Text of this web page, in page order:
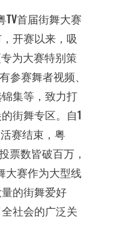
TV首届街舞大赛
开赛以来，吸
为大赛特别策
参赛舞者视频、
集等，致力打
街舞专区。自1
赛结束，粤
票数皆破百万，
大赛作为大型线
的街舞爱好
社会的广泛关